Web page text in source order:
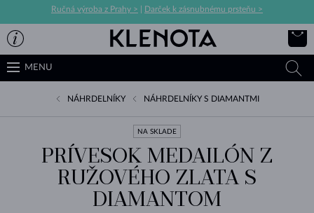
Ručná výroba z Prahy > Darček k zásnubnému prsteňu >
MENU
NÁHRDELNÍKY NÁHRDELNÍKY S DIAMANTMI
NA SKLADE
PRÍVESOK MEDAILÓN Z
RUŽOVÉHO ZLATA S
DIAMANTOM